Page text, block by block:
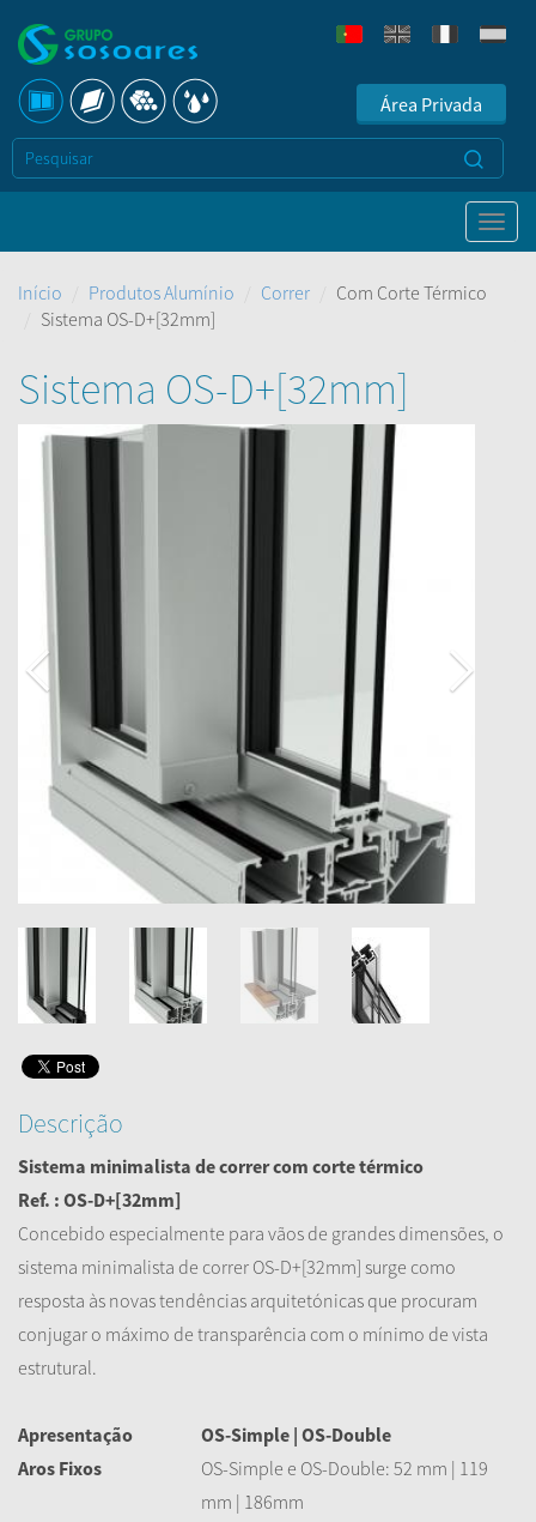
Área Privada
Início Produtos Alumínio Correr
Com Corte Térmico
Sistema OS-D+[32mm]
Sistema OS-D+[32mm]
Descrição
Sistema minimalista de correr com corte térmico
Ref. : OS-D+[32mm]
Concebido especialmente para vãos de grandes dimensões, o
sistema minimalista de correr OS-D+[32mm] surge como
resposta às novas tendências arquitetónicas que procuram
conjugar o máximo de transparência com o mínimo de vista
estrutural.
Apresentação
OS-Simple | OS-Double
Aros Fixos
OS-Simple e OS-Double: 52 mm | 119
mm | 186mm